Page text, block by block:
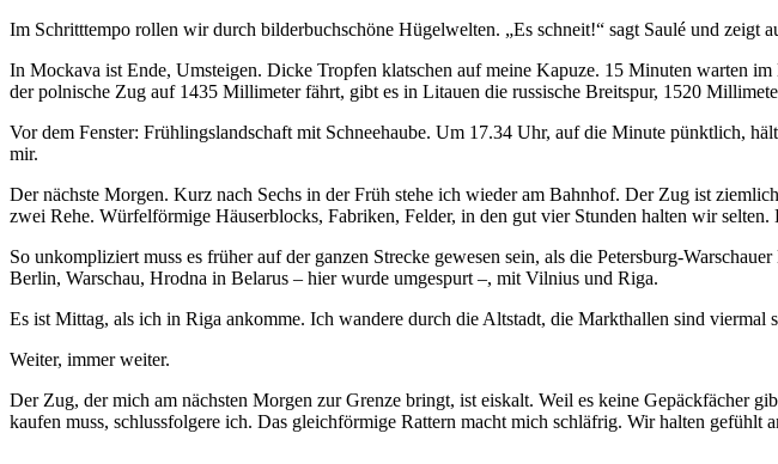
Im Schritttempo rollen wir durch bilderbuchschöne Hügelwelten. „Es schneit!“ sagt Saulé und zeigt
In Mockava ist Ende, Umsteigen. Dicke Tropfen klatschen auf meine Kapuze. 15 Minuten warten
der polnische Zug auf 1435 Millimeter fährt, gibt es in Litauen die russische Breitspur, 1520
Vor dem Fenster: Frühlingslandschaft mit Schneehaube. Um 17.34 Uhr, auf die Minute pünktlich,
mir.
Der nächste Morgen. Kurz nach Sechs in der Früh stehe ich wieder am Bahnhof. Der Zug ist
zwei Rehe. Würfelförmige Häuserblocks, Fabriken, Felder, in den gut vier Stunden halten wir
So unkompliziert muss es früher auf der ganzen Strecke gewesen sein, als die Petersburg-
Berlin, Warschau, Hrodna in Belarus – hier wurde umgespurt –, mit Vilnius und Riga.
Es ist Mittag, als ich in Riga ankomme. Ich wandere durch die Altstadt, die Markthallen sind
Weiter, immer weiter.
Der Zug, der mich am nächsten Morgen zur Grenze bringt, ist eiskalt. Weil es keine Gepäckfächer
kaufen muss, schlussfolgere ich. Das gleichförmige Rattern macht mich schläfrig. Wir halten gefühlt